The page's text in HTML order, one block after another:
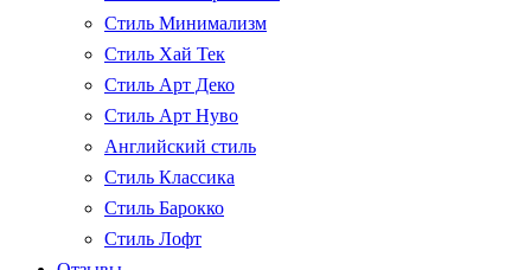
Стиль Минимализм
Стиль Хай Тек
Стиль Арт Деко
Стиль Арт Нуво
Английский стиль
Стиль Классика
Стиль Барокко
Стиль Лофт